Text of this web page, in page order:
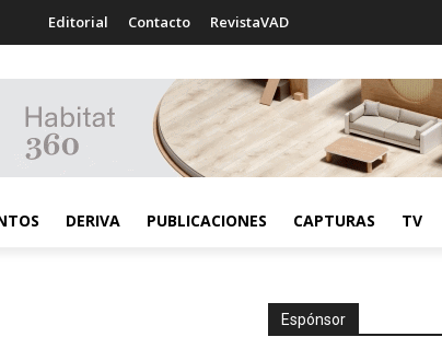
Editorial Contacto RevistaVAD
DERIVA PUBLICACIONES CAPTURAS TV
Espónsor